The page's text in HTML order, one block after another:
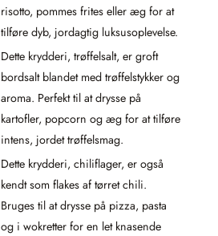
risotto, pommes frites eller æg for at
tilføre dyb, jordagtig luksusoplevelse.
Dette krydderi, trøffelsalt, er groft
bordsalt blandet med trøffelstykker og
aroma. Perfekt til at drysse på
kartofler, popcorn og æg for at tilføre
intens, jordet trøffelsmag.
Dette krydderi, chiliflager, er også
kendt som flakes af tørret chili.
Bruges til at drysse på pizza, pasta
og i wokretter for en let knasende